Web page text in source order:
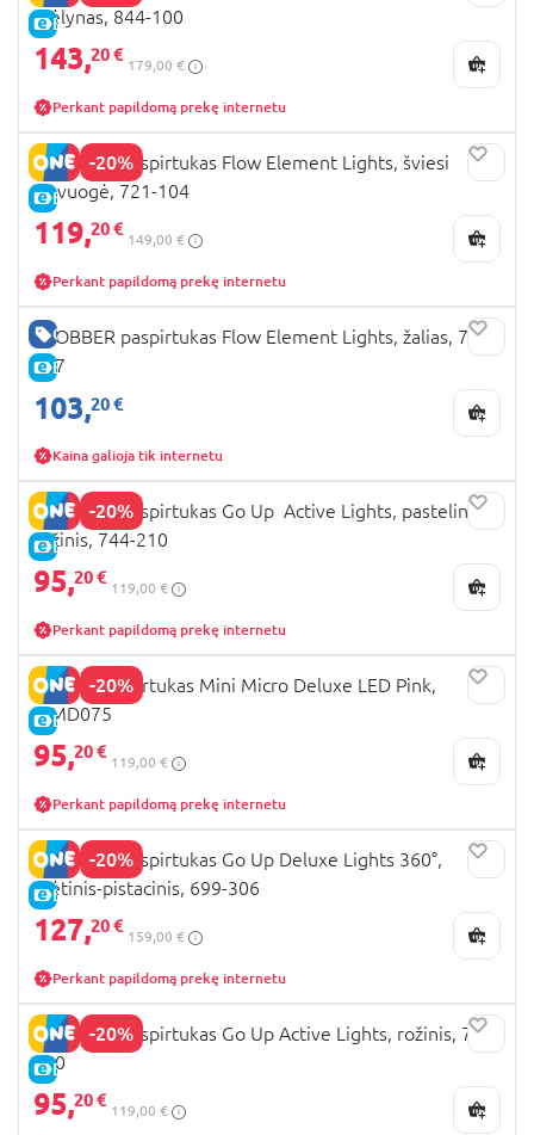
E-KAINA
mėlynas, 844-100
143,20 €
179,00 €
Perkant papildomą prekę internetu
-20%
E-KAINA
GLOBBER paspirtukas Flow Element Lights, šviesi
alyvuogė, 721-104
119,20 €
149,00 €
Perkant papildomą prekę internetu
GERA KAINA
E-KAINA
GLOBBER paspirtukas Flow Element Lights, žalias, 721-
307
103,20 €
Kaina galioja tik internetu
-20%
E-KAINA
GLOBBER paspirtukas Go Up Active Lights, pastelinis
rožinis, 744-210
95,20 €
119,00 €
Perkant papildomą prekę internetu
-20%
E-KAINA
MICRO paspirtukas Mini Micro Deluxe LED Pink,
MMD075
95,20 €
119,00 €
Perkant papildomą prekę internetu
-20%
E-KAINA
GLOBBER paspirtukas Go Up Deluxe Lights 360°,
mėtinis-pistacinis, 699-306
127,20 €
159,00 €
Perkant papildomą prekę internetu
-20%
E-KAINA
GLOBBER paspirtukas Go Up Active Lights, rožinis, 744-
110
95,20 €
119,00 €